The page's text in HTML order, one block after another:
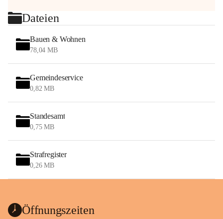
Dateien
Bauen & Wohnen
78,04 MB
Gemeindeservice
0,82 MB
Standesamt
0,75 MB
Strafregister
0,26 MB
Öffnungszeiten